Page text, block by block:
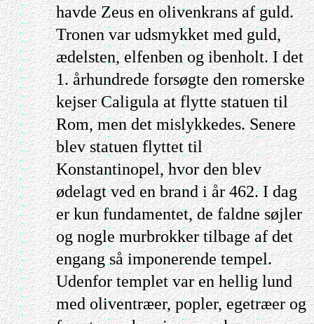
havde Zeus en olivenkrans af guld.
Tronen var udsmykket med guld,
ædelsten, elfenben og ibenholt. I det
1. århundrede forsøgte den romerske
kejser Caligula at flytte statuen til
Rom, men det mislykkedes. Senere
blev statuen flyttet til
Konstantinopel, hvor den blev
ødelagt ved en brand i år 462. I dag
er kun fundamentet, de faldne søjler
og nogle murbrokker tilbage af det
engang så imponerende tempel.
Udenfor templet var en hellig lund
med oliventræer, popler, egetræer og